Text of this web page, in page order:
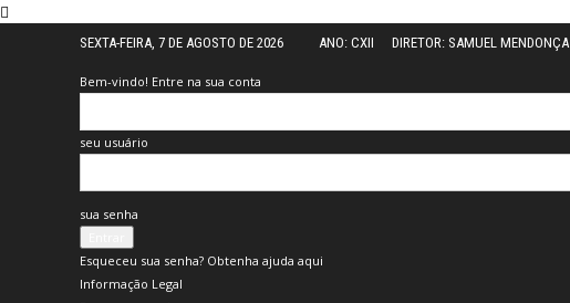
SEXTA-FEIRA, 7 DE AGOSTO DE 2026 ANO: CXII DIRETOR: SAMUEL MENDONÇA
Bem-vindo! Entre na sua conta
seu usuário
sua senha
Esqueceu sua senha? Obtenha ajuda aqui
Informação Legal